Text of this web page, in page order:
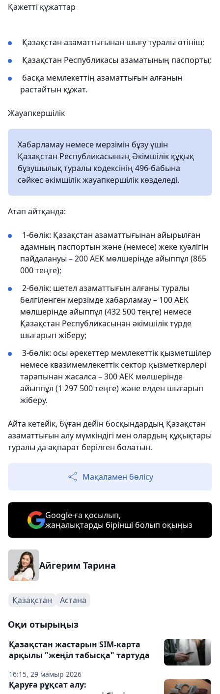
Қажетті құжаттар
Қазақстан азаматтығынан шығу туралы өтініш;
Қазақстан Республикасы азаматының паспорты;
басқа мемлекеттің азаматтығын алғанын
растайтын құжат.
Жауапкершілік
Хабарламау немесе мерзімін бұзу үшін
Қазақстан Республикасының Әкімшілік құқық
бұзушылық туралы кодексінің 496-бабына
сәйкес әкімшілік жауапкершілік көзделеді.
Атап айтқанда:
1-бөлік: Қазақстан азаматтығынан айырылған
адамның паспортын және (немесе) жеке куәлігін
пайдалануы – 200 АЕК мөлшерінде айыппұл (865
000 теңге);
2-бөлік: шетел азаматтығын алғаны туралы
белгіленген мерзімде хабарламау – 100 АЕК
мөлшерінде айыппұл (432 500 теңге) немесе
Қазақстан Республикасынан әкімшілік түрде
шығарып жіберу;
3-бөлік: осы әрекеттер мемлекеттік қызметшілер
немесе квазимемлекеттік сектор қызметкерлері
тарапынан жасалса – 300 АЕК мөлшерінде
айыппұл (1 297 500 теңге) және елден шығарып
жіберу.
Айта кетейік, бұған дейін босқындардың Қазақстан
азаматтығын алу мүмкіндігі мен олардың құқықтары
туралы да ақпарат берілген болатын.
Мақаламен бөлісу
Google-ға қосылып,
жаңалықтарды бірінші болып оқыңыз
Айгерим Тарина
Қазақстан Астана
Оқи отырыңыз
16:15, 29 мамыр 2026
Қазақстан жастарын SIM-карта
арқылы "жеңіл табысқа" тартуда
Қаруға рұқсат алу: